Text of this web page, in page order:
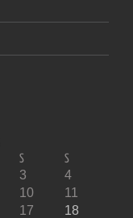
S S
3
4
10
11
17
18